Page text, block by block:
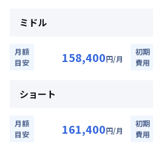
2026年9月30日までに入居
上ご利用のお客様
対象期間
お部屋が無くなり次第終了し
月額賃料目安詳細料金（30日利用）
光熱費：
24,000円/月 (800円/日) (税
清掃料：
25,000円/回 (税抜)
管理費：24,000円/月 (800円/日)
契約事務手数料
（税抜）
ミドル
月額
目安
158,400円/月
初期
費用
月額賃料目安詳細料金（30日利用）
光熱費：
24,000円/月 (800円/日) (税
清掃料：
20,000円/回 (税抜)
ショート
月額
目安
161,400円/月
初期
費用